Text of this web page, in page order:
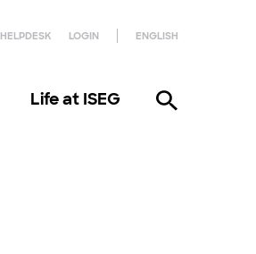
HELPDESK LOGIN ENGLISH
Life at ISEG